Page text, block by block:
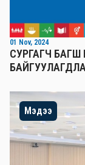
01 Nov, 2024
СУРГАГЧ БАГШ
Мэдээ